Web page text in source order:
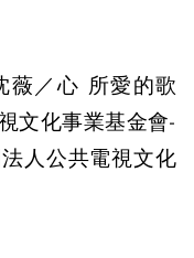
薇／心 所愛的歌
文化事業基金會-
人公共電視文化